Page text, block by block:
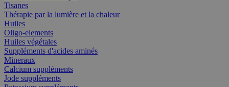
Tisanes
Thérapie par la lumière et la chaleur
Huiles
Oligo-elements
Huiles végétales
Suppléments d'acides aminés
Mineraux
Calcium suppléments
Jode suppléments